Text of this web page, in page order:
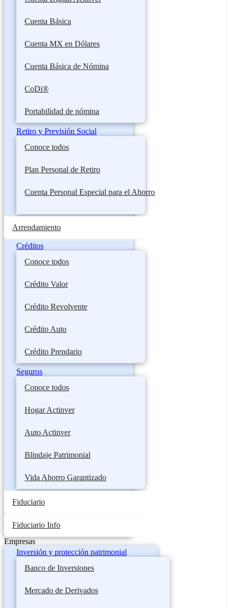
Cuenta Básica
Cuenta MX en Dólares
Cuenta Básica de Nómina
CoDi®
Portabilidad de nómina
Retiro y Previsión Social
Conoce todos
Plan Personal de Retiro
Cuenta Personal Especial para el Ahorro
Arrendamiento
Créditos
Conoce todos
Crédito Valor
Crédito Revolvente
Crédito Auto
Crédito Prendario
Seguros
Conoce todos
Hogar Actinver
Auto Actinver
Blindaje Patrimonial
Vida Ahorro Garantizado
Fiduciario
Fiduciario Info
Empresas
Inversión y protección patrimonial
Banco de Inversiones
Mercado de Derivados